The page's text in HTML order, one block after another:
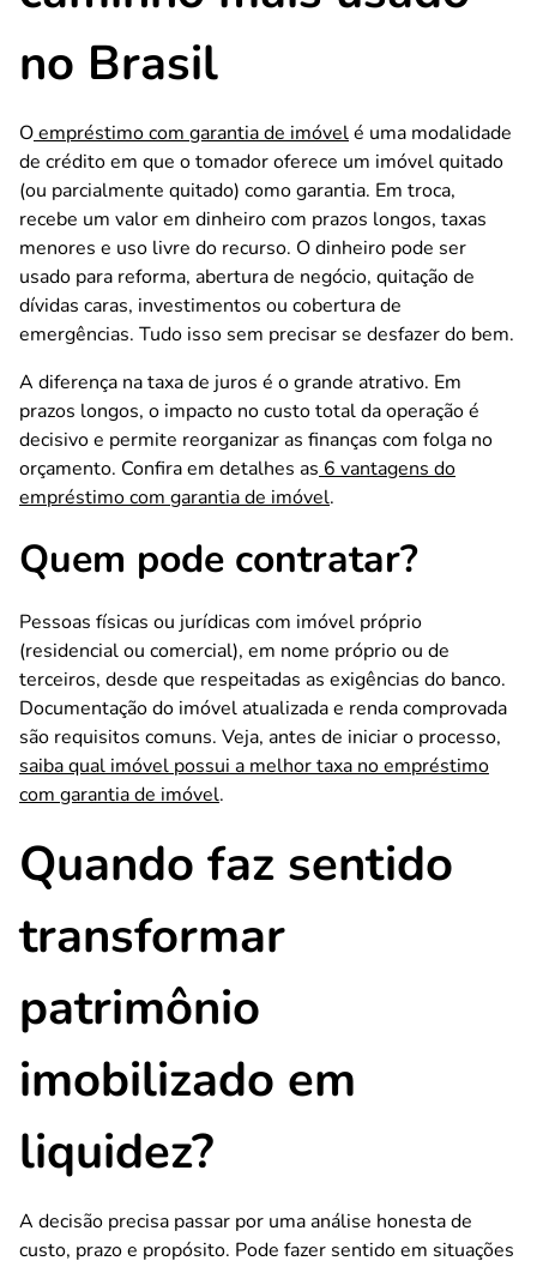
no Brasil
Oempréstimo com garantia de imóvelé uma modalidade
de crédito em que o tomador oferece um imóvel quitado
(ou parcialmente quitado) como garantia. Em troca,
recebe um valor em dinheiro com prazos longos, taxas
menores e uso livre do recurso. O dinheiro pode ser
usado para reforma, abertura de negócio, quitação de
dívidas caras, investimentos ou cobertura de
emergências. Tudo isso sem precisar se desfazer do bem.
A diferença na taxa de juros é o grande atrativo. Em
prazos longos, o impacto no custo total da operação é
decisivo e permite reorganizar as finanças com folga no
orçamento. Confira em detalhes as 6 vantagens do
empréstimo com garantia de imóvel.
Quem pode contratar?
Pessoas físicas ou jurídicas com imóvel próprio
(residencial ou comercial), em nome próprio ou de
terceiros, desde que respeitadas as exigências do banco.
Documentação do imóvel atualizada e renda comprovada
são requisitos comuns. Veja, antes de iniciar o processo,
saiba qual imóvel possui a melhor taxa no empréstimo
com garantia de imóvel.
Quando faz sentido
transformar
patrimônio
imobilizado em
liquidez?
A decisão precisa passar por uma análise honesta de
custo, prazo e propósito. Pode fazer sentido em situações